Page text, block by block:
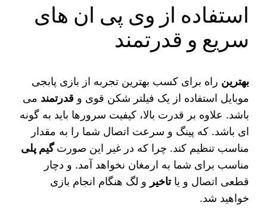
استفاده از وی پی ان های
سریع و قدرتمند
بهترین راه برای کسب بهترین تجربه از بازی پابجی
موبایل استفاده از یک فیلتر شکن قوی و قدرتمند می‌
باشد. علاوه بر قدرت بالا، کیفیت سرورها باید به گونه‌
ای باشد. که پینگ و سرعت اتصال شما را به مقدار
مناسب تنظیم کند. چرا که در غیر این صورتگیم پلی
مناسب برای شما به ارمغان نخواهد آمد. و دچار
قطعی اتصال و یاتاخیر و لگ هنگام انجام بازی
خواهید شد.